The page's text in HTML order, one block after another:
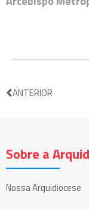
ANTERIOR
Sobre a
Nossa Arquidiocese